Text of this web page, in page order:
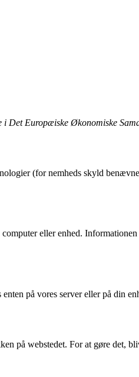
Det Europæiske Økonomiske
(for nemheds skyld
eller enhed.
på vores server eller på din
på webstedet. For at gøre det,